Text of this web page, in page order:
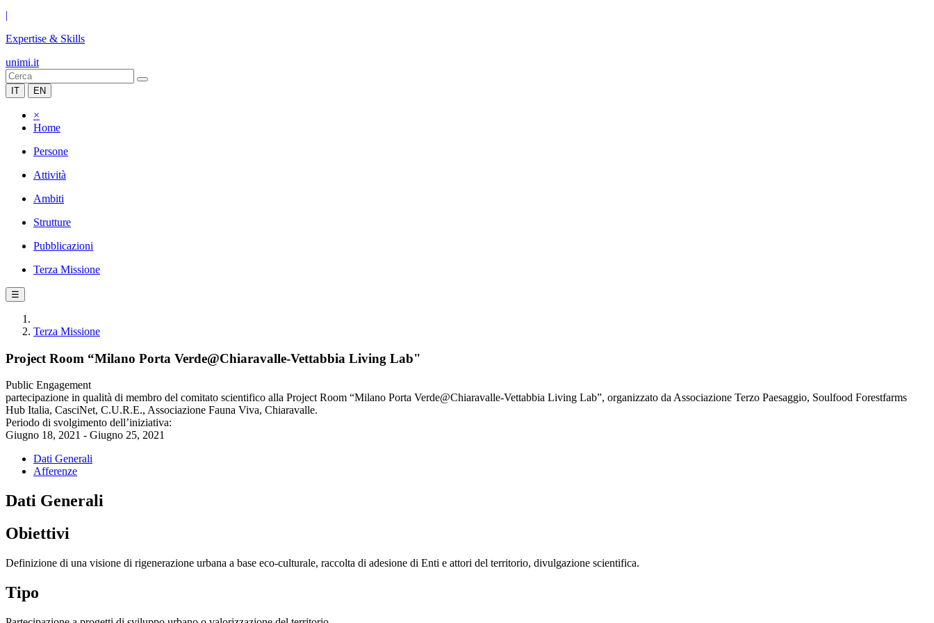
|
Expertise & Skills
unimi.it
IT EN
×
Home
Persone
Attività
Ambiti
Strutture
Pubblicazioni
Terza Missione
☰
Terza Missione
Project Room “Milano Porta Verde@Chiaravalle-Vettabbia Living Lab"
Public Engagement
partecipazione in qualità di membro del comitato scientifico alla Project Room “Milano Porta Verde@Chiaravalle-Vettabbia Living Lab”, organizzato da Associazione Terzo Paesaggio, Soulfood Forestfarms
Hub Italia, CasciNet, C.U.R.E., Associazione Fauna Viva, Chiaravalle.
Periodo di svolgimento dell’iniziativa:
Giugno 18, 2021 - Giugno 25, 2021
Dati Generali
Afferenze
Dati Generali
Obiettivi
Definizione di una visione di rigenerazione urbana a base eco-culturale, raccolta di adesione di Enti e attori del territorio, divulgazione scientifica.
Tipo